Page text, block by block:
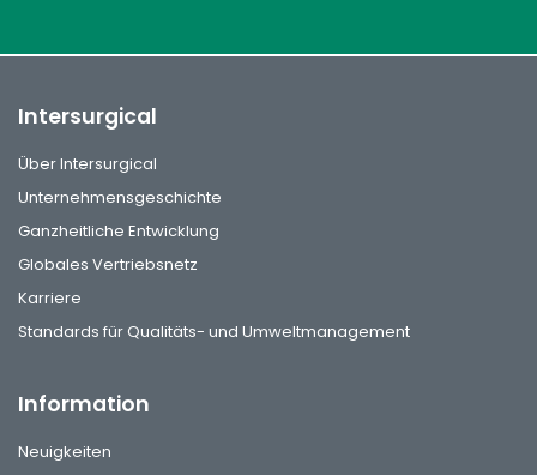
Intersurgical
Über Intersurgical
Unternehmensgeschichte
Ganzheitliche Entwicklung
Globales Vertriebsnetz
Karriere
Standards für Qualitäts- und Umweltmanagement
Information
Neuigkeiten